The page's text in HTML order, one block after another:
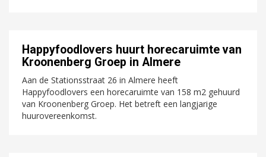
Happyfoodlovers huurt horecaruimte van
Kroonenberg Groep in Almere
Aan de Stationsstraat 26 in Almere heeft
Happyfoodlovers een horecaruimte van 158 m2 gehuurd
van Kroonenberg Groep. Het betreft een langjarige
huurovereenkomst.